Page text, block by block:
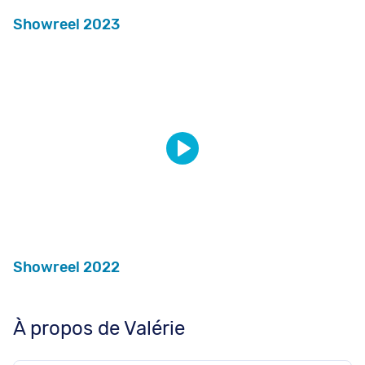
Showreel 2023
Showreel 2022
À propos de Valérie